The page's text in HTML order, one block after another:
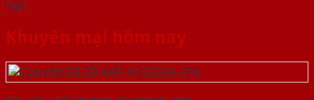
ngủ.
Khuyến mại hôm nay